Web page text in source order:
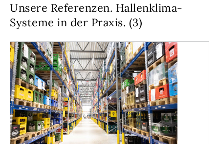
Unsere Referenzen. Hallenklima-
Systeme in der Praxis. (3)